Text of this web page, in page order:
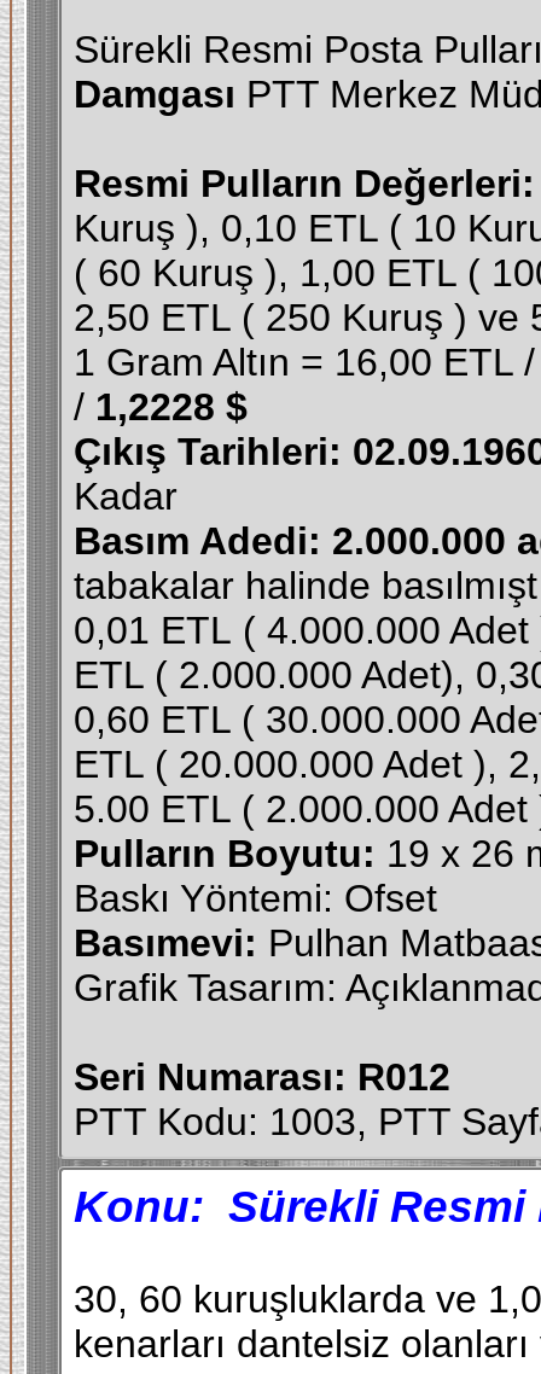
Sürekli Resmi Posta
Damgası PTT Merkez
Resmi Pulların Değerleri:
Kuruş ), 0,10 ETL ( 10
( 60 Kuruş ), 1,00 ETL (
2,50 ETL ( 250 Kuruş )
1 Gram Altın = 16,00 ETL
/ 1,2228 $
Çıkış Tarihleri:
Kadar
Basım Adedi: 2.000.000
tabakalar halinde
0,01 ETL ( 4.000.000
ETL ( 2.000.000 Adet),
0,60 ETL ( 30.000.000
ETL ( 20.000.000 Adet ),
5.00 ETL ( 2.000.000 Adet
Pulların Boyutu: 19 x 26
Baskı Yöntemi: Ofset
Basımevi: Pulhan
Grafik Tasarım:
Seri Numarası: R012
PTT Kodu: 1003, PTT
Konu: Sürekli Resmi
30, 60 kuruşluklarda ve
kenarları dantelsiz olanları